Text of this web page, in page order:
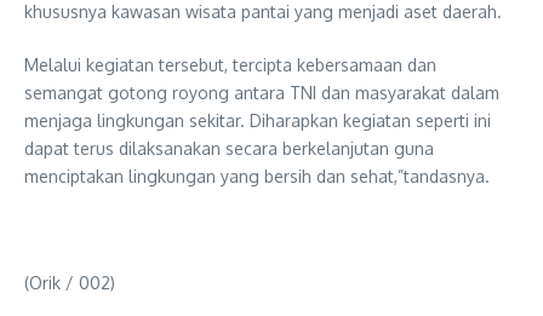
khususnya kawasan wisata pantai yang menjadi aset daerah.
Melalui kegiatan tersebut, tercipta kebersamaan dan
semangat gotong royong antara TNI dan masyarakat dalam
menjaga lingkungan sekitar. Diharapkan kegiatan seperti ini
dapat terus dilaksanakan secara berkelanjutan guna
menciptakan lingkungan yang bersih dan sehat,”tandasnya.
(Orik / 002)